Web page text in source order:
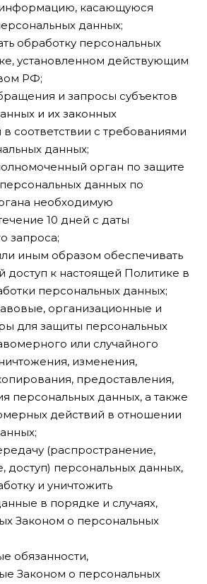
касающуюся
данных;
обработку персональных
установленном действующим
РФ;
и запросы субъектов
и их законных
соответствии с требованиями
данных;
орган по защите
данных по
необходимую
10 дней с даты
запроса;
иным образом обеспечивать
доступ к настоящей Политике в
персональных данных;
организационные и
для защиты персональных
или случайного
изменения,
предоставления,
персональных данных, а также
действий в отношении
(распространение,
доступ) персональных данных,
и уничтожить
в порядке и случаях,
Законом о персональных
обязанности,
Законом о персональных